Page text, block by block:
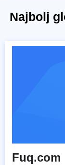
Najbolj
Fuq.com